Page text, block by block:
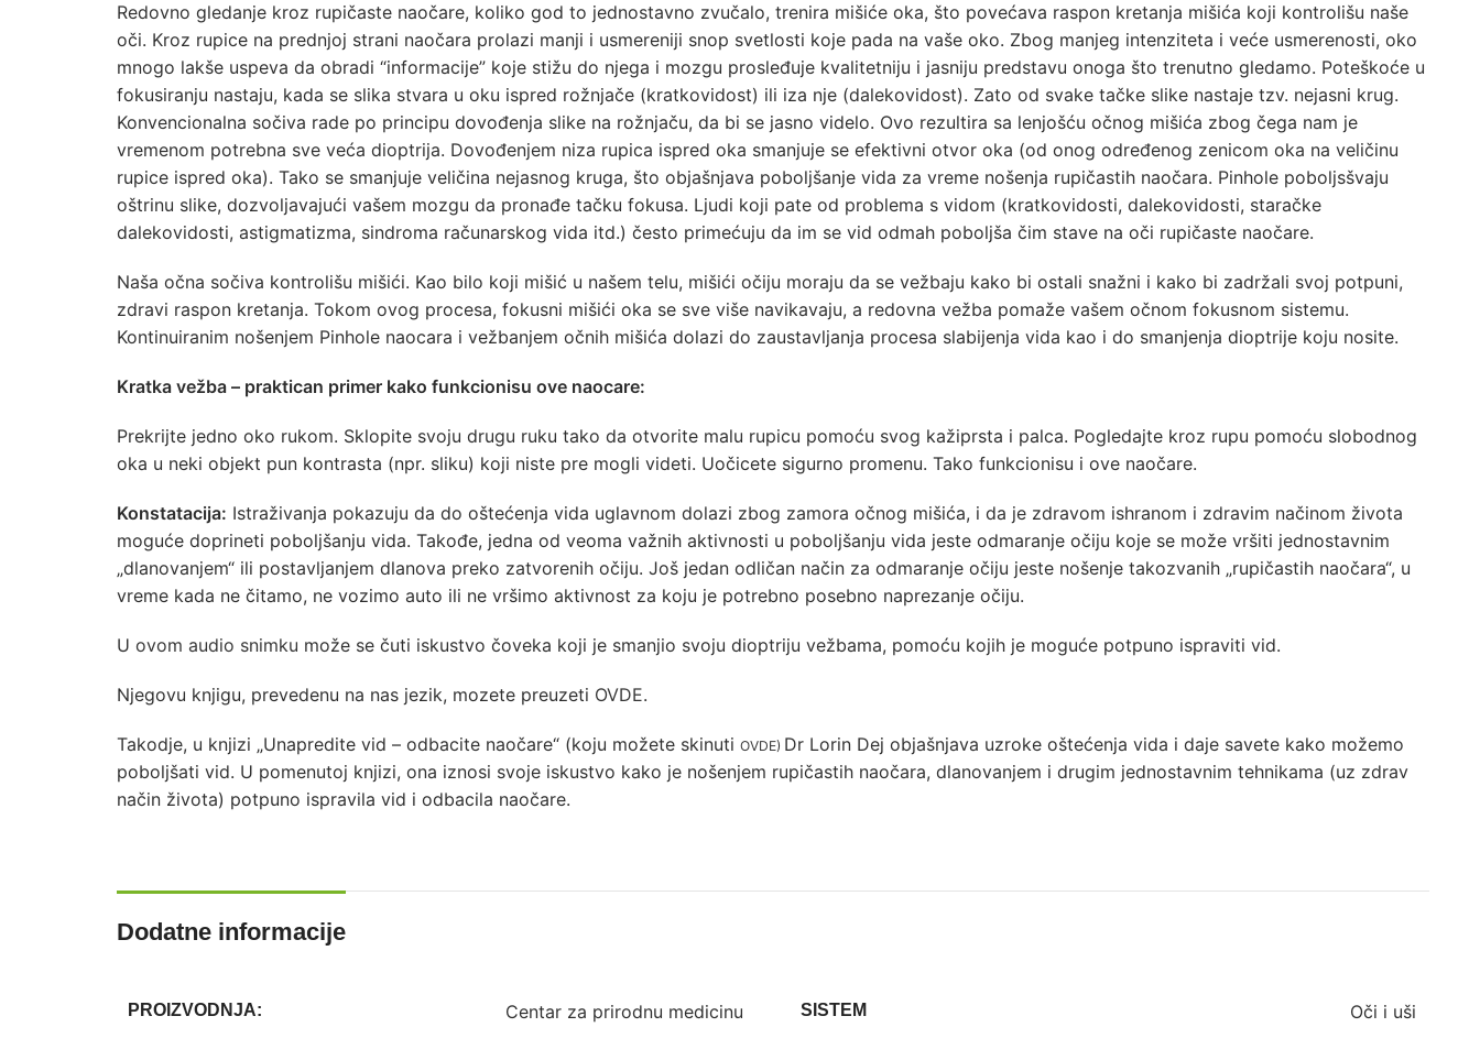
Redovno gledanje kroz rupičaste naočare, koliko god to jednostavno zvučalo, trenira mišiće oka, što povećava raspon kretanja mišića koji kontrolišu naše
oči. Kroz rupice na prednjoj strani naočara prolazi manji i usmereniji snop svetlosti koje pada na vaše oko. Zbog manjeg intenziteta i veće usmerenosti, oko
mnogo lakše uspeva da obradi “informacije” koje stižu do njega i mozgu prosleđuje kvalitetniju i jasniju predstavu onoga što trenutno gledamo. Poteškoće u
fokusiranju nastaju, kada se slika stvara u oku ispred rožnjače (kratkovidost) ili iza nje (dalekovidost). Zato od svake tačke slike nastaje tzv. nejasni krug.
Konvencionalna sočiva rade po principu dovođenja slike na rožnjaču, da bi se jasno videlo. Ovo rezultira sa lenjošću očnog mišića zbog čega nam je
vremenom potrebna sve veća dioptrija. Dovođenjem niza rupica ispred oka smanjuje se efektivni otvor oka (od onog određenog zenicom oka na veličinu
rupice ispred oka). Tako se smanjuje veličina nejasnog kruga, što objašnjava poboljšanje vida za vreme nošenja rupičastih naočara. Pinhole poboljsšvaju
oštrinu slike, dozvoljavajući vašem mozgu da pronađe tačku fokusa. Ljudi koji pate od problema s vidom (kratkovidosti, dalekovidosti, staračke
dalekovidosti, astigmatizma, sindroma računarskog vida itd.) često primećuju da im se vid odmah poboljša čim stave na oči rupičaste naočare.
Naša očna sočiva kontrolišu mišići. Kao bilo koji mišić u našem telu, mišići očiju moraju da se vežbaju kako bi ostali snažni i kako bi zadržali svoj potpuni,
zdravi raspon kretanja. Tokom ovog procesa, fokusni mišići oka se sve više navikavaju, a redovna vežba pomaže vašem očnom fokusnom sistemu.
Kontinuiranim nošenjem Pinhole naocara i vežbanjem očnih mišića dolazi do zaustavljanja procesa slabijenja vida kao i do smanjenja dioptrije koju nosite.
Kratka vežba – praktican primer kako funkcionisu ove naocare:
Prekrijte jedno oko rukom. Sklopite svoju drugu ruku tako da otvorite malu rupicu pomoću svog kažiprsta i palca. Pogledajte kroz rupu pomoću slobodnog
oka u neki objekt pun kontrasta (npr. sliku) koji niste pre mogli videti. Uočicete sigurno promenu. Tako funkcionisu i ove naočare.
Konstatacija: Istraživanja pokazuju da do oštećenja vida uglavnom dolazi zbog zamora očnog mišića, i da je zdravom ishranom i zdravim načinom života
moguće doprineti poboljšanju vida. Takođe, jedna od veoma važnih aktivnosti u poboljšanju vida jeste odmaranje očiju koje se može vršiti jednostavnim
„dlanovanjem“ ili postavljanjem dlanova preko zatvorenih očiju. Još jedan odličan način za odmaranje očiju jeste nošenje takozvanih „rupičastih naočara“, u
vreme kada ne čitamo, ne vozimo auto ili ne vršimo aktivnost za koju je potrebno posebno naprezanje očiju.
U ovom audio snimku može se čuti iskustvo čoveka koji je smanjio svoju dioptriju vežbama, pomoću kojih je moguće potpuno ispraviti vid.
Njegovu knjigu, prevedenu na nas jezik, mozete preuzeti OVDE.
Takodje, u knjizi „Unapredite vid – odbacite naočare“ (koju možete skinuti OVDE) Dr Lorin Dej objašnjava uzroke oštećenja vida i daje savete kako možemo
poboljšati vid. U pomenutoj knjizi, ona iznosi svoje iskustvo kako je nošenjem rupičastih naočara, dlanovanjem i drugim jednostavnim tehnikama (uz zdrav
način života) potpuno ispravila vid i odbacila naočare.
Dodatne informacije
PROIZVODNJA: Centar za prirodnu medicinu SISTEM Oči i uši